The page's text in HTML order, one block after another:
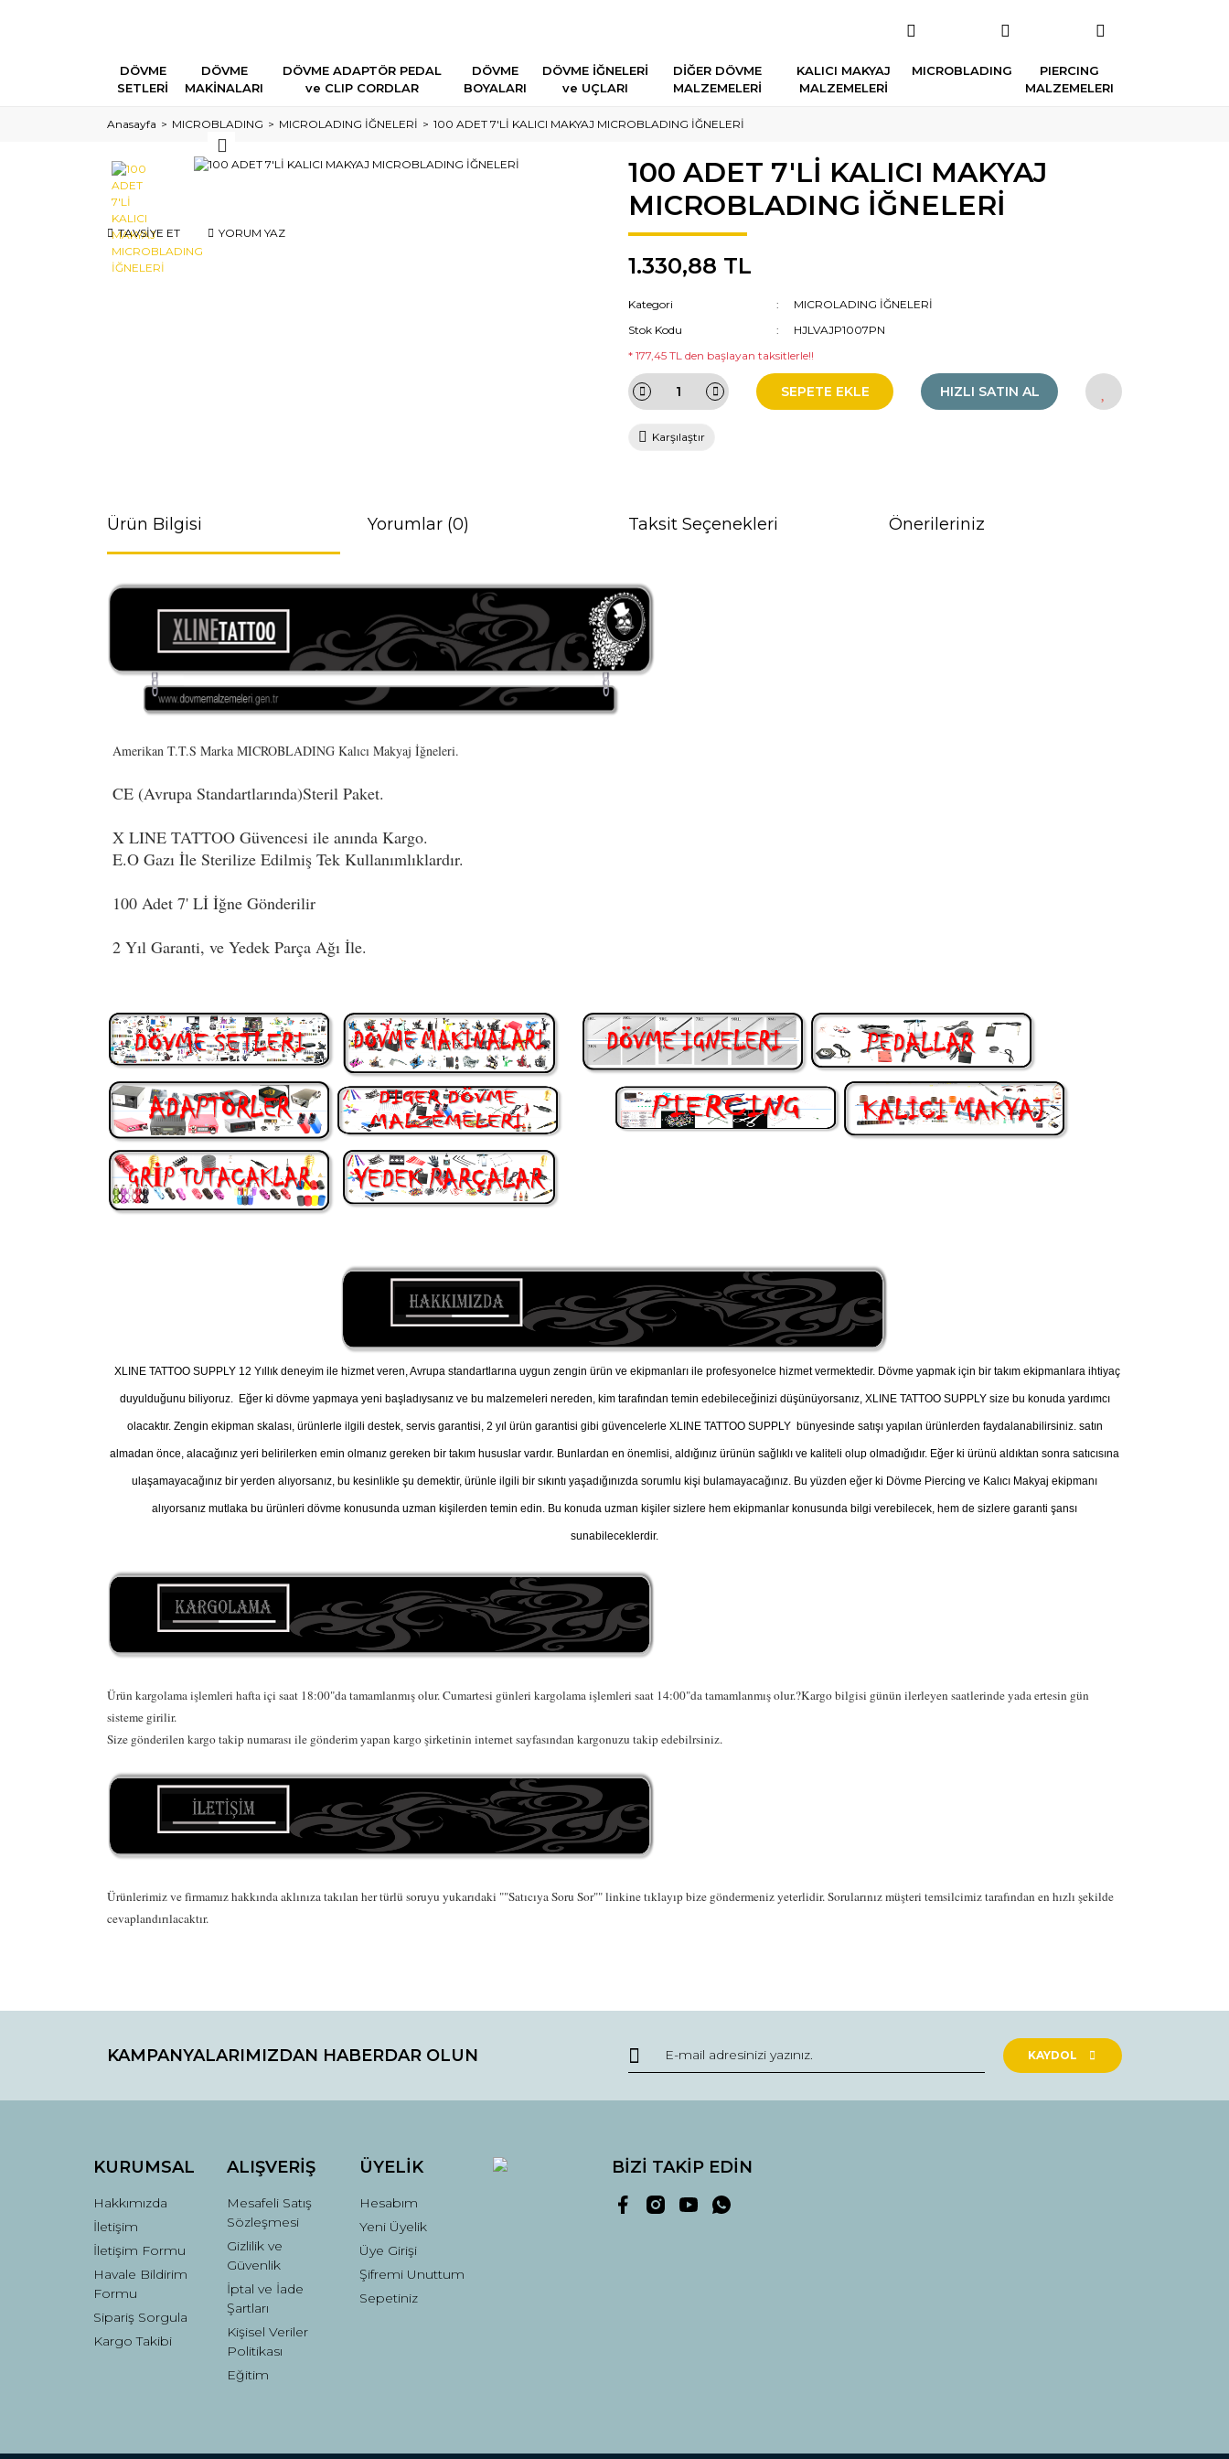
DÖVME
SETLERİ
DÖVME
MAKİNALARI
DÖVME ADAPTÖR PEDAL
ve CLIP CORDLAR
DÖVME
BOYALARI
DÖVME İĞNELERİ
ve UÇLARI
DİĞER DÖVME
MALZEMELERİ
KALICI MAKYAJ
MALZEMELERİ
MICROBLADING
PIERCING
MALZEMELERI
Anasayfa MICROBLADING MICROLADING İĞNELERİ 100 ADET 7'Lİ KALICI MAKYAJ MICROBLADING İĞNELERİ
TAVSİYE ET YORUM YAZ
100 ADET 7'Lİ KALICI MAKYAJ
MICROBLADING İĞNELERİ
1.330,88 TL
Kategori
MICROLADING İĞNELERİ
Stok Kodu
HJLVAJP1007PN
* 177,45 TL den başlayan taksitlerle!!
SEPETE EKLE HIZLI SATIN AL
Karşılaştır
Ürün Bilgisi Yorumlar (0) Taksit Seçenekleri Önerileriniz
Amerikan T.T.S Marka MICROBLADING Kalıcı Makyaj İğneleri.
CE (Avrupa Standartlarında)Steril Paket.
X LINE TATTOO Güvencesi ile anında Kargo.
E.O Gazı İle Sterilize Edilmiş Tek Kullanımlıklardır.
100 Adet 7' Lİ İğne Gönderilir
2 Yıl Garanti, ve Yedek Parça Ağı İle.
XLINE TATTOO SUPPLY 12 Yıllık deneyim ile hizmet veren, Avrupa standartlarına uygun zengin ürün ve ekipmanları ile profesyonelce hizmet vermektedir. Dövme yapmak için bir takım ekipmanlara ihtiyaç
duyulduğunu biliyoruz. Eğer ki dövme yapmaya yeni başladıysanız ve bu malzemeleri nereden, kim tarafından temin edebileceğinizi düşünüyorsanız, XLINE TATTOO SUPPLY size bu konuda yardımcı
olacaktır. Zengin ekipman skalası, ürünlerle ilgili destek, servis garantisi, 2 yıl ürün garantisi gibi güvencelerle XLINE TATTOO SUPPLY bünyesinde satışı yapılan ürünlerden faydalanabilirsiniz. satın
almadan önce, alacağınız yeri belirilerken emin olmanız gereken bir takım hususlar vardır. Bunlardan en önemlisi, aldığınız ürünün sağlıklı ve kaliteli olup olmadığıdır. Eğer ki ürünü aldıktan sonra satıcısına
ulaşamayacağınız bir yerden alıyorsanız, bu kesinlikle şu demektir, ürünle ilgili bir sıkıntı yaşadığınızda sorumlu kişi bulamayacağınız. Bu yüzden eğer ki Dövme Piercing ve Kalıcı Makyaj ekipmanı
alıyorsanız mutlaka bu ürünleri dövme konusunda uzman kişilerden temin edin. Bu konuda uzman kişiler sizlere hem ekipmanlar konusunda bilgi verebilecek, hem de sizlere garanti şansı
sunabileceklerdir.
Ürün kargolama işlemleri hafta içi saat 18:00"da tamamlanmış olur. Cumartesi günleri kargolama işlemleri saat 14:00"da tamamlanmış olur.?Kargo bilgisi günün ilerleyen saatlerinde yada ertesin gün
sisteme girilir.
Size gönderilen kargo takip numarası ile gönderim yapan kargo şirketinin internet sayfasından kargonuzu takip edebilrsiniz.
Ürünlerimiz ve firmamız hakkında aklınıza takılan her türlü soruyu yukarıdaki ""Satıcıya Soru Sor"" linkine tıklayıp bize göndermeniz yeterlidir. Sorularınız müşteri temsilcimiz tarafından en hızlı şekilde
cevaplandırılacaktır.
Yorum Yaz
Görüş ve önerileriniz için teşekkür ederiz.
Ürün resmi kalitesiz, bozuk veya görüntülenemiyor.
Bu ürüne benzer farklı alternatifler olmalı.
KAMPANYALARIMIZDAN HABERDAR OLUN KAYDOL
KURUMSAL
Hakkımızda
İletişim
İletişim Formu
Havale Bildirim
Formu
Sipariş Sorgula
Kargo Takibi
ALIŞVERİŞ
Mesafeli Satış
Sözleşmesi
Gizlilik ve
Güvenlik
İptal ve İade
Şartları
Kişisel Veriler
Politikası
Eğitim
ÜYELİK
Hesabım
Yeni Üyelik
Üye Girişi
Şifremi Unuttum
Sepetiniz
BİZİ TAKİP EDİN